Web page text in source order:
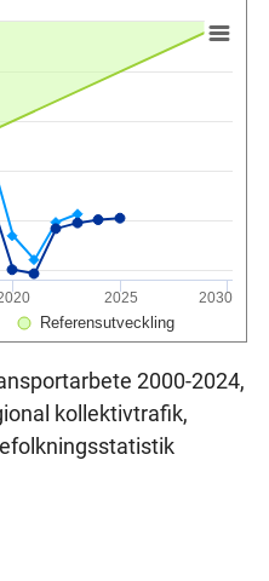
Referensutveckling
2025 2030
2000-2024,
kollektivtrafik,